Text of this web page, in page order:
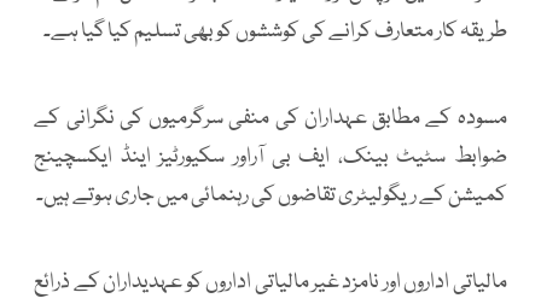
طریقہ کار متعارف کرانے کی کوششوں کو بھی تسلیم کیا گیا ہے۔
مسودہ کے مطابق عہداران کی منفی سرگرمیوں کی نگرانی کے
ضوابط سٹیٹ بینک، ایف بی آراور سکیورٹیز اینڈ ایکسچینج
کمیشن کے ریگولیٹری تقاضوں کی رہنمائی میں جاری ہوتے ہیں۔
مالیاتی اداروں اور نامزد غیر مالیاتی اداروں کو عہدیداران کے ذرائع